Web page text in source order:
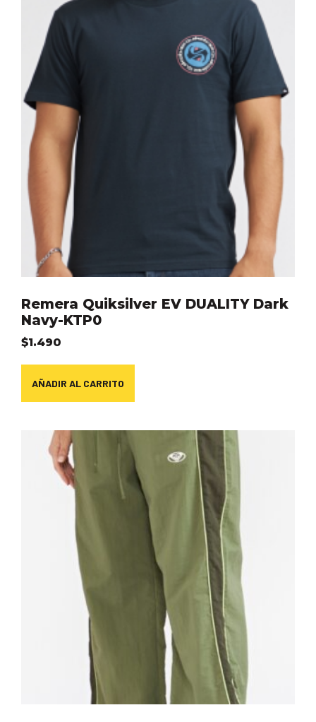
Remera Quiksilver EV DUALITY Dark
Navy-KTP0
$1.490
AÑADIR AL CARRITO